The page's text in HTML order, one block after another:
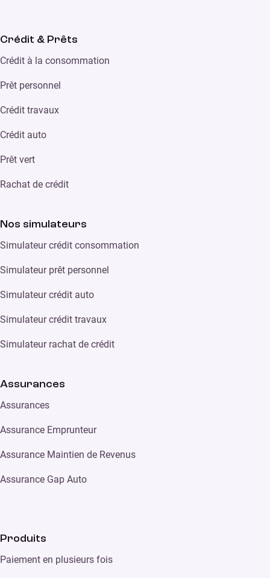
Crédit & Prêts
Crédit à la consommation
Prêt personnel
Crédit travaux
Crédit auto
Prêt vert
Rachat de crédit
Nos simulateurs
Simulateur crédit consommation
Simulateur prêt personnel
Simulateur crédit auto
Simulateur crédit travaux
Simulateur rachat de crédit
Assurances
Assurances
Assurance Emprunteur
Assurance Maintien de Revenus
Assurance Gap Auto
Produits
Paiement en plusieurs fois